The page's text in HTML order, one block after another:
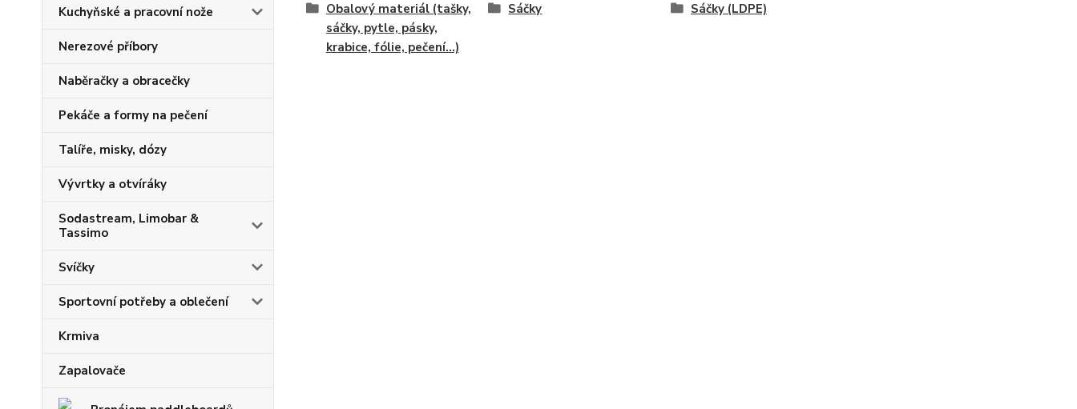
Kuchyňské a pracovní nože
Nerezové příbory
Naběračky a obracečky
Pekáče a formy na pečení
Talíře, misky, dózy
Vývrtky a otvíráky
Sodastream, Limobar &
Tassimo
Svíčky
Sportovní potřeby a oblečení
Krmiva
Zapalovače
Obalový materiál (tašky,
sáčky, pytle, pásky,
krabice, fólie, pečení...)
Sáčky Sáčky (LDPE)